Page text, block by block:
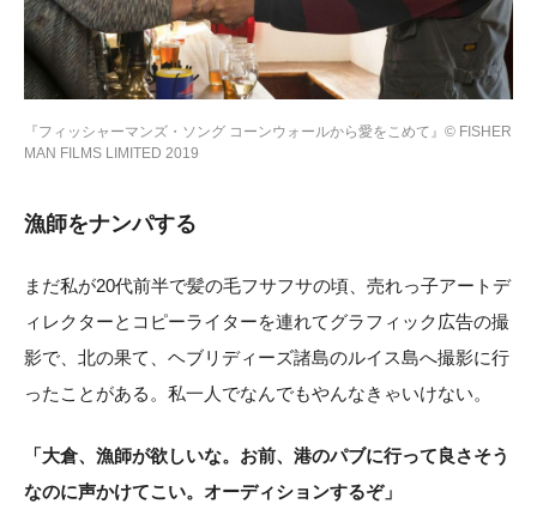
『フィッシャーマンズ・ソング コーンウォールから愛をこめて』© FISHER
MAN FILMS LIMITED 2019
漁師をナンパする
まだ私が20代前半で髪の毛フサフサの頃、売れっ子アートデ
ィレクターとコピーライターを連れてグラフィック広告の撮
影で、北の果て、ヘブリディーズ諸島のルイス島へ撮影に行
ったことがある。私一人でなんでもやんなきゃいけない。
「大倉、漁師が欲しいな。お前、港のパブに行って良さそう
なのに声かけてこい。オーディションするぞ」